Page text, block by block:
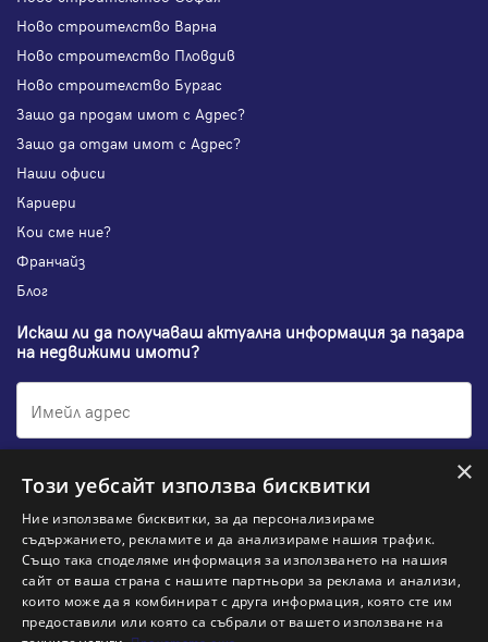
Ново строителство Варна
Ново строителство Пловдив
Ново строителство Бургас
Защо да продам имот с Адрес?
Защо да отдам имот с Адрес?
Наши офиси
Кариери
Кои сме ние?
Франчайз
Блог
Искаш ли да получаваш актуална информация за пазара
на недвижими имоти?
Абонирам се
НАЙ-ПОПУЛЯРНИ ТЪРСЕНИЯ:
Общи условия
Политика за "бисквитки"
×
Този уебсайт използва бисквитки
Ние използваме бисквитки, за да персонализираме
съдържанието, рекламите и да анализираме нашия трафик.
Също така споделяме информация за използването на нашия
сайт от ваша страна с нашите партньори за реклама и анализи,
които може да я комбинират с друга информация, която сте им
предоставили или която са събрали от вашето използване на